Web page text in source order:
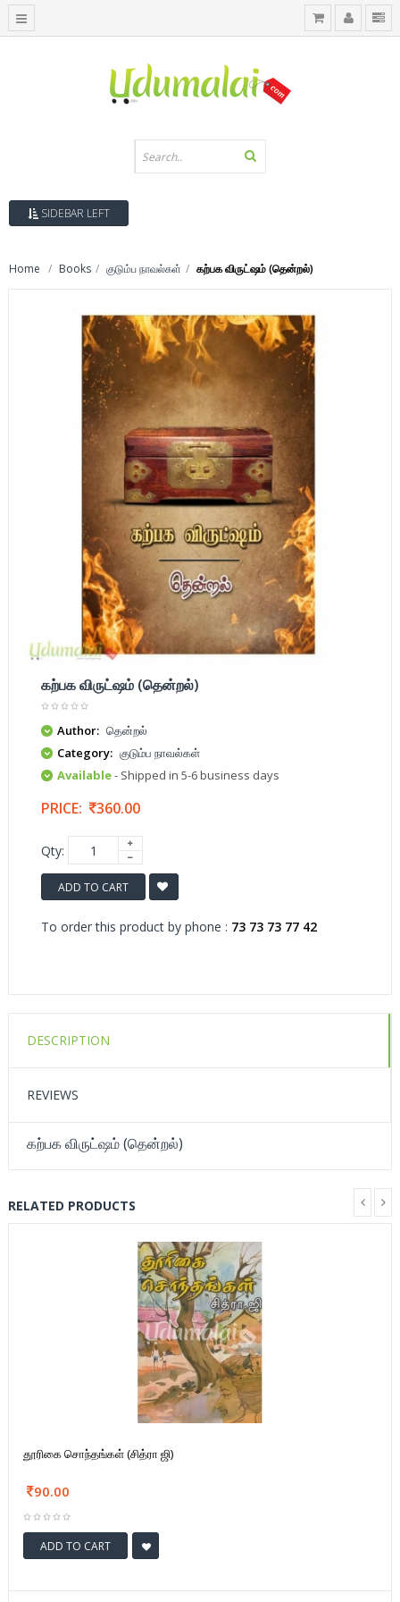
SIDEBAR LEFT
Home Books குடும்ப நாவல்கள் கற்பக விருட்ஷம் (தென்றல்)
கற்பக விருட்ஷம் (தென்றல்)
Author: தென்றல்
Category: குடும்ப நாவல்கள்
Available- Shipped in 5-6 business days
PRICE: 360.00
Qty:
ADD TO CART
To order this product by phone : 73 73 73 77 42
DESCRIPTION
REVIEWS
கற்பக விருட்ஷம் (தென்றல்)
RELATED PRODUCTS
தூரிகை சொந்தங்கள் (சித்ரா ஜி)
90.00
ADD TO CART